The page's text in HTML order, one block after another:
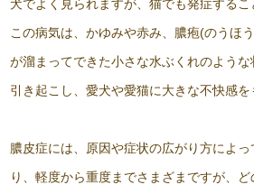
犬でよく見られますが、猫でも発症するこ
この病気は、かゆみや赤み、膿疱(のうほ
が溜まってできた小さな水ぶくれのよう
引き起こし、愛犬や愛猫に大きな不快感を
膿皮症には、原因や症状の広がり方によ
り、軽度から重度までさまざまですが、